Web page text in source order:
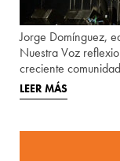
Jorge Domínguez,
Nuestra Voz
creciente
LEER MÁS